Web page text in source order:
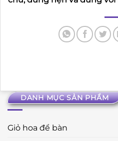
DANH MỤC SẢN PHẨM
Giỏ hoa để bàn